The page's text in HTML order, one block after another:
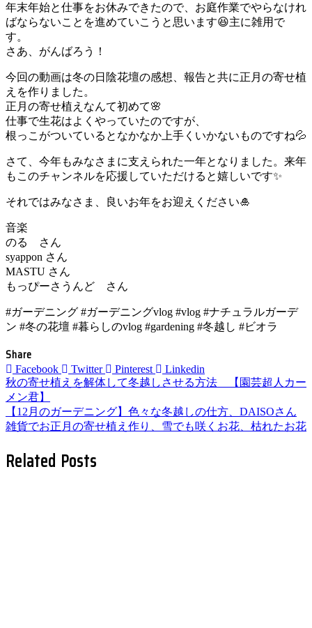
年末年始と仕事をお休みできたので、お庭作業でやらなけれ
ばならないことを進めていこうと思います😆主に雑用で
す。
さあ、がんばろう！
今回の動画は冬の日陰花壇の感想、報告と共に正月の寄せ植
えを作りました。
正月の寄せ植えなんて初めて🌸
仕事で生花はよくやっていたのですが、
根っこがついているとなかなか上手くいかないものですね💦
さて、今年もみなさまに支えられた一年となりました。来年
もこのチャンネルを応援していただけると嬉しいです✨
それではみなさま、良いお年をお迎えください🎍
音楽
のる さん
syappon さん
MASTU さん
もっぴーさうんど さん
#ガーデニング #ガーデニングvlog #vlog #ナチュラルガーデ
ン #冬の花壇 #暮らしのvlog #gardening #冬越し #ビオラ
Share
Facebook Twitter Pinterest Linkedin
投
稿
ナ
ビ
秋の寄せ植えを解体して冬越しさせる方法 【園芸超人カー
メン君】
【12月のガーデニング】色々な冬越しの仕方、DAISOさん
雑貨でお正月の寄せ植え作り、雪でも咲くお花、枯れたお花
Related Posts